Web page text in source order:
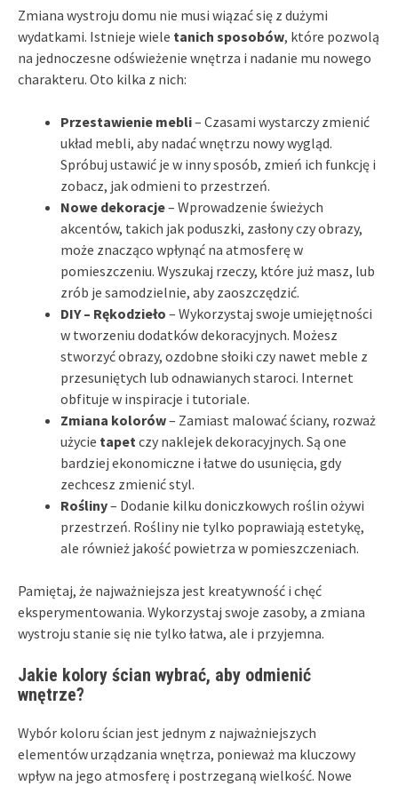
Zmiana wystroju domu nie musi wiązać się z dużymi
wydatkami. Istnieje wiele tanich sposobów, które pozwolą
na jednoczesne odświeżenie wnętrza i nadanie mu nowego
charakteru. Oto kilka z nich:
Przestawienie mebli– Czasami wystarczy zmienić
układ mebli, aby nadać wnętrzu nowy wygląd.
Spróbuj ustawić je w inny sposób, zmień ich funkcję i
zobacz, jak odmieni to przestrzeń.
Nowe dekoracje– Wprowadzenie świeżych
akcentów, takich jak poduszki, zasłony czy obrazy,
może znacząco wpłynąć na atmosferę w
pomieszczeniu. Wyszukaj rzeczy, które już masz, lub
zrób je samodzielnie, aby zaoszczędzić.
DIY – Rękodzieło – Wykorzystaj swoje umiejętności
w tworzeniu dodatków dekoracyjnych. Możesz
stworzyć obrazy, ozdobne słoiki czy nawet meble z
przesuniętych lub odnawianych staroci. Internet
obfituje w inspiracje i tutoriale.
Zmiana kolorów– Zamiast malować ściany, rozważ
użycie tapet czy naklejek dekoracyjnych. Są one
bardziej ekonomiczne i łatwe do usunięcia, gdy
zechcesz zmienić styl.
Rośliny– Dodanie kilku doniczkowych roślin ożywi
przestrzeń. Rośliny nie tylko poprawiają estetykę,
ale również jakość powietrza w pomieszczeniach.
Pamiętaj, że najważniejsza jest kreatywność i chęć
eksperymentowania. Wykorzystaj swoje zasoby, a zmiana
wystroju stanie się nie tylko łatwa, ale i przyjemna.
Jakie kolory ścian wybrać, aby odmienić
wnętrze?
Wybór koloru ścian jest jednym z najważniejszych
elementów urządzania wnętrza, ponieważ ma kluczowy
wpływ na jego atmosferę i postrzeganą wielkość. Nowe